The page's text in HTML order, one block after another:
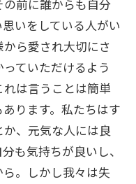
前に誰からも自分
いをしている人がい
ら愛され大切にさ
ていただけるよう
は言うことは簡単
ります。私たちはす
、元気な人には良
も気持ちが良いし、
。しかし我々は失